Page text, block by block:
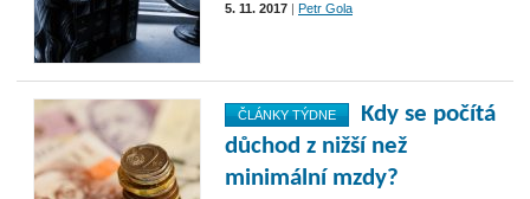
5. 11. 2017 Petr Gola
ČLÁNKY TÝDNE
Kdy se počítá
důchod z nižší než
minimální mzdy?